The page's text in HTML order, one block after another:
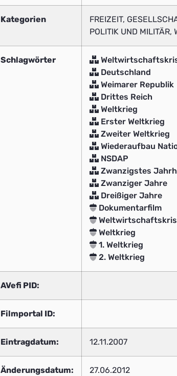
Kategorien
FREIZEIT,
POLITIK UND MILITÄR,
Schlagwörter
Deutschland
Weimarer Republik
Drittes Reich
Weltkrieg
Erster Weltkrieg
Zweiter Weltkrieg
Wiederaufbau
NSDAP
Zwanzigstes
Zwanziger Jahre
Dreißiger Jahre
Dokumentarfilm
Weltkrieg
1. Weltkrieg
2. Weltkrieg
AVefi PID:
Filmportal ID:
Eintragdatum: 12.11.2007
Änderungsdatum: 27.06.2012